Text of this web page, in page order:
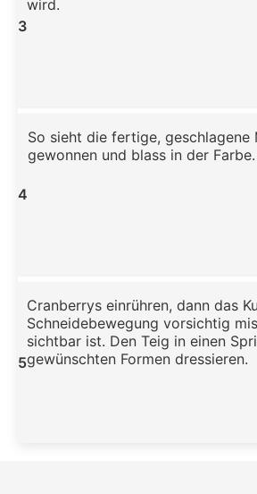
3
wird.
4
So sieht die fertige, geschlagene
gewonnen und blass in der Farbe.
5
Cranberrys einrühren, dann das
Schneidebewegung vorsichtig
sichtbar ist. Den Teig in einen
gewünschten Formen dressieren.